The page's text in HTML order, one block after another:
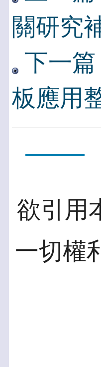
關研究
下一
板應用
欲引用
一切權